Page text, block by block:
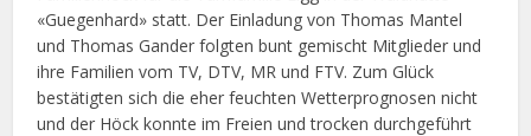
«Guegenhard» statt. Der Einladung von Thomas Mantel
und Thomas Gander folgten bunt gemischt Mitglieder und
ihre Familien vom TV, DTV, MR und FTV. Zum Glück
bestätigten sich die eher feuchten Wetterprognosen nicht
und der Höck konnte im Freien und trocken durchgeführt